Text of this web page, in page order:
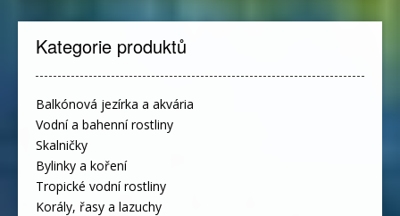
Kategorie produktů
Balkónová jezírka a akvária
Vodní a bahenní rostliny
Skalničky
Bylinky a koření
Tropické vodní rostliny
Korály, řasy a lazuchy